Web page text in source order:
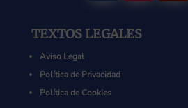
TEXTOS LEGALES
Aviso Legal
Política de Privacidad
Política de Cookies